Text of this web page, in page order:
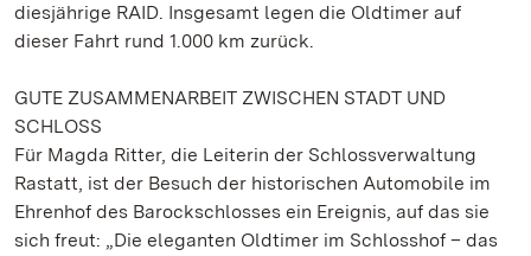
diesjährige RAID. Insgesamt legen die Oldtimer auf
dieser Fahrt rund 1.000 km zurück.
GUTE ZUSAMMENARBEIT ZWISCHEN STADT UND
SCHLOSS
Für Magda Ritter, die Leiterin der Schlossverwaltung
Rastatt, ist der Besuch der historischen Automobile im
Ehrenhof des Barockschlosses ein Ereignis, auf das sie
sich freut: „Die eleganten Oldtimer im Schlosshof – das